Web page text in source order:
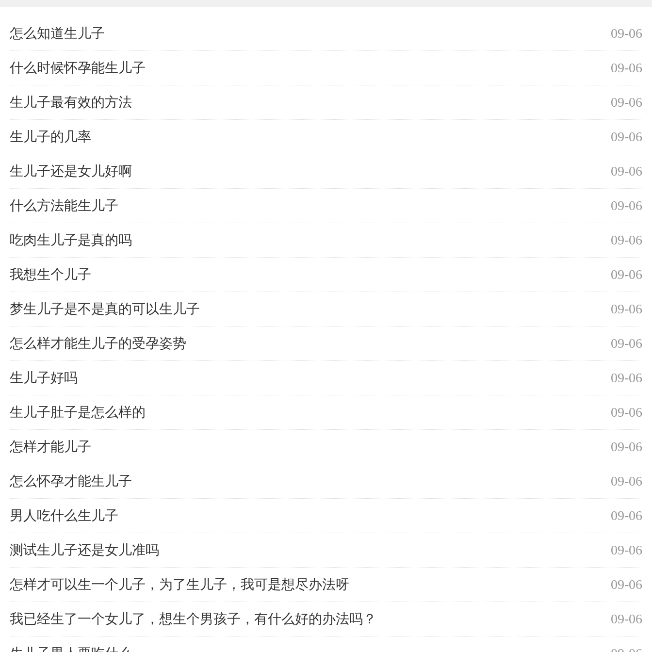
09-06
怎么知道生儿子
09-06
什么时候怀孕能生儿子
09-06
生儿子最有效的方法
09-06
生儿子的几率
09-06
生儿子还是女儿好啊
09-06
什么方法能生儿子
09-06
吃肉生儿子是真的吗
09-06
我想生个儿子
09-06
梦生儿子是不是真的可以生儿子
09-06
怎么样才能生儿子的受孕姿势
09-06
生儿子好吗
09-06
生儿子肚子是怎么样的
09-06
怎样才能儿子
09-06
怎么怀孕才能生儿子
09-06
男人吃什么生儿子
09-06
测试生儿子还是女儿准吗
09-06
怎样才可以生一个儿子，为了生儿子，我可是想尽办法呀
09-06
我已经生了一个女儿了，想生个男孩子，有什么好的办法吗？